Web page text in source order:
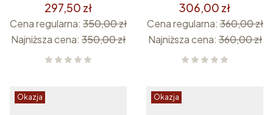
297,50 zł
Cena regularna: 350,00 zł
Najniższa cena: 350,00 zł
306,00 zł
Cena regularna: 360,00 zł
Najniższa cena: 360,00 zł
Okazja Okazja